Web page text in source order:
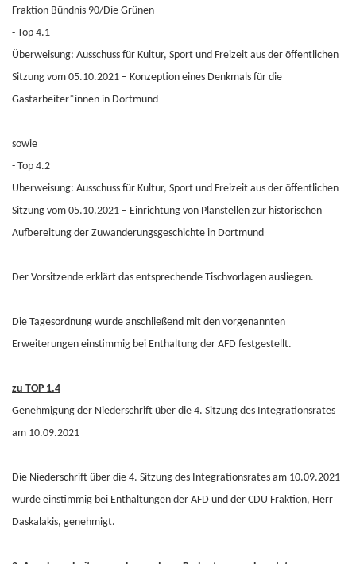
Fraktion Bündnis 90/Die Grünen
- Top 4.1
Überweisung: Ausschuss für Kultur, Sport und Freizeit aus der öffentlichen
Sitzung vom 05.10.2021 – Konzeption eines Denkmals für die
Gastarbeiter*innen in Dortmund
sowie
- Top 4.2
Überweisung: Ausschuss für Kultur, Sport und Freizeit aus der öffentlichen
Sitzung vom 05.10.2021 – Einrichtung von Planstellen zur historischen
Aufbereitung der Zuwanderungsgeschichte in Dortmund
Der Vorsitzende erklärt das entsprechende Tischvorlagen ausliegen.
Die Tagesordnung wurde anschließend mit den vorgenannten
Erweiterungen einstimmig bei Enthaltung der AFD festgestellt.
zu TOP 1.4
Genehmigung der Niederschrift über die 4. Sitzung des Integrationsrates
am 10.09.2021
Die Niederschrift über die 4. Sitzung des Integrationsrates am 10.09.2021
wurde einstimmig bei Enthaltungen der AFD und der CDU Fraktion, Herr
Daskalakis, genehmigt.